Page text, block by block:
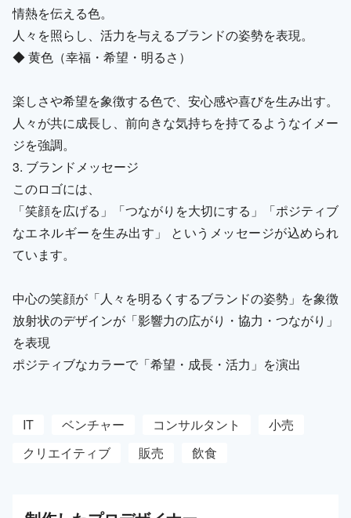
情熱を伝える色。
人々を照らし、活力を与えるブランドの姿勢を表現。
◆ 黄色（幸福・希望・明るさ）
楽しさや希望を象徴する色で、安心感や喜びを生み出す。
人々が共に成長し、前向きな気持ちを持てるようなイメー
ジを強調。
3. ブランドメッセージ
このロゴには、
「笑顔を広げる」「つながりを大切にする」「ポジティブ
なエネルギーを生み出す」 というメッセージが込められ
ています。
中心の笑顔が「人々を明るくするブランドの姿勢」を象徴
放射状のデザインが「影響力の広がり・協力・つながり」
を表現
ポジティブなカラーで「希望・成長・活力」を演出
IT ベンチャー コンサルタント
小売
クリエイティブ
販売 飲食